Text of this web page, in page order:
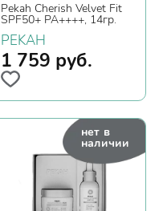
Pekah Cherish Velvet Fit
SPF50+ PA++++, 14гр.
PEKAH
1 759 руб.
нет в
наличии